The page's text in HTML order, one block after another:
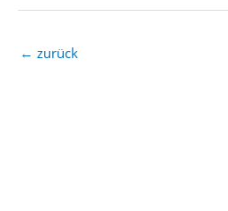
← zurück